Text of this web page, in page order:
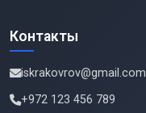
Контакты
iskrakovrov@gmail.com
+972 123 456 789